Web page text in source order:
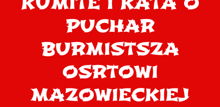
PUCHAR
BURMISTSZA
OSRTOWI
MAZOWIECKIEJ